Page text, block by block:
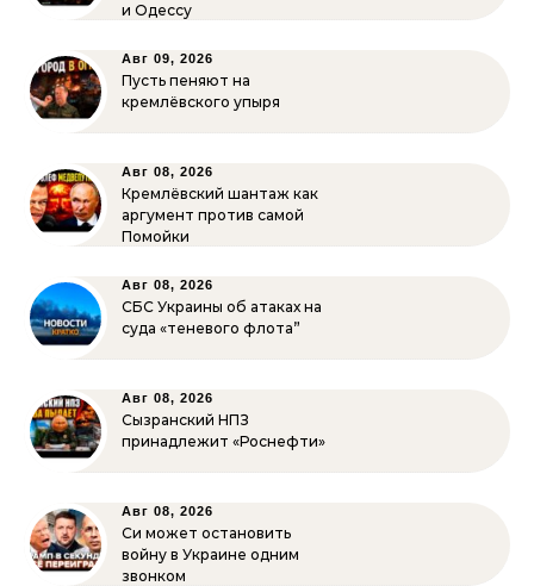
и Одессу
Авг 09, 2026
Пусть пеняют на
кремлёвского упыря
Авг 08, 2026
Кремлёвский шантаж как
аргумент против самой
Помойки
Авг 08, 2026
СБС Украины об атаках на
суда «теневого флота”
Авг 08, 2026
Сызранский НПЗ
принадлежит «Роснефти»
Авг 08, 2026
Си может остановить
войну в Украине одним
звонком